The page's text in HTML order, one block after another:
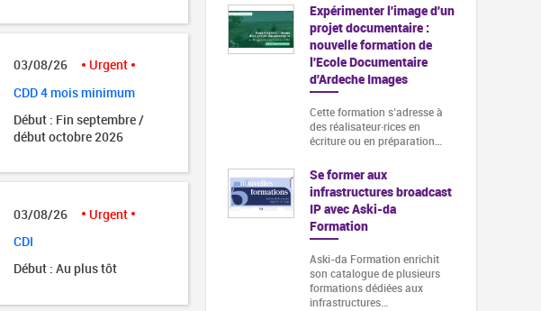
03/08/26
Urgent
CDD 4 mois minimum
Début : Fin septembre /
début octobre 2026
03/08/26
Urgent
CDI
Début : Au plus tôt
Expérimenter l'image d'un
projet documentaire :
nouvelle formation de
l'Ecole Documentaire
d'Ardeche Images
Cette formation s‘adresse à
des réalisateur·rices en
écriture ou en préparation…
Se former aux
infrastructures broadcast
IP avec Aski-da
Formation
Aski-da Formation enrichit
son catalogue de plusieurs
formations dédiées aux
infrastructures…